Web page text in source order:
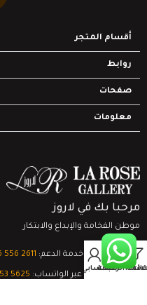
أقسام المتجر
روابط
صفحات
معلومات
مرحبا بك في لاروز
موطن الفخامة والإبداع والابتكار
تواصل مع خدمة الدعم: 556 2611
الدعم الفني عبر الواتساب: 5625
قائمة الرغبات
0
السلةحسابي